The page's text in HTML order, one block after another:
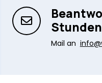
Stunden
Mail an